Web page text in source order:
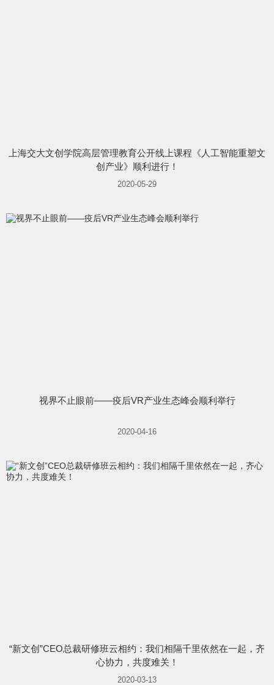
上海交大文创学院高层管理教育公开线上课程《人工智能重塑文
创产业》顺利进行！
2020-05-29
视界不止眼前——疫后VR产业生态峰会顺利举行
2020-04-16
“新文创”CEO总裁研修班云相约：我们相隔千里依然在一起，齐
心协力，共度难关！
2020-03-13